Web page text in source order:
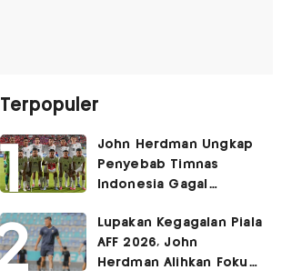
Terpopuler
John Herdman Ungkap
Penyebab Timnas
Indonesia Gagal
Piala AFF 2026
Lupakan Kegagalan Piala
AFF 2026, John
Herdman Alihkan Fokus